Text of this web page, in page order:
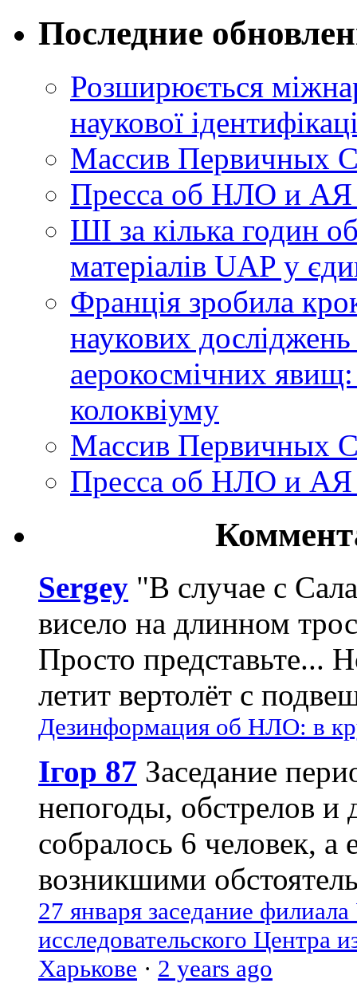
Последние
Розширюється
наукової
Массив Первичных
Пресса об НЛО и
ШІ за кілька годин
матеріалів UAP у
Франція зробила
наукових
аерокосмічних
колоквіуму
Массив Первичных
Пресса об НЛО и
Sergey "В случае с
висело на длинном
Просто представьте...
летит вертолёт с
Дезинформация об НЛО: в
Ігор 87 Заседание
непогоды, обстрелов и
собралось 6 человек, а
возникшими
27 января заседание
исследовательского Центра
Харькове · 2 years ago